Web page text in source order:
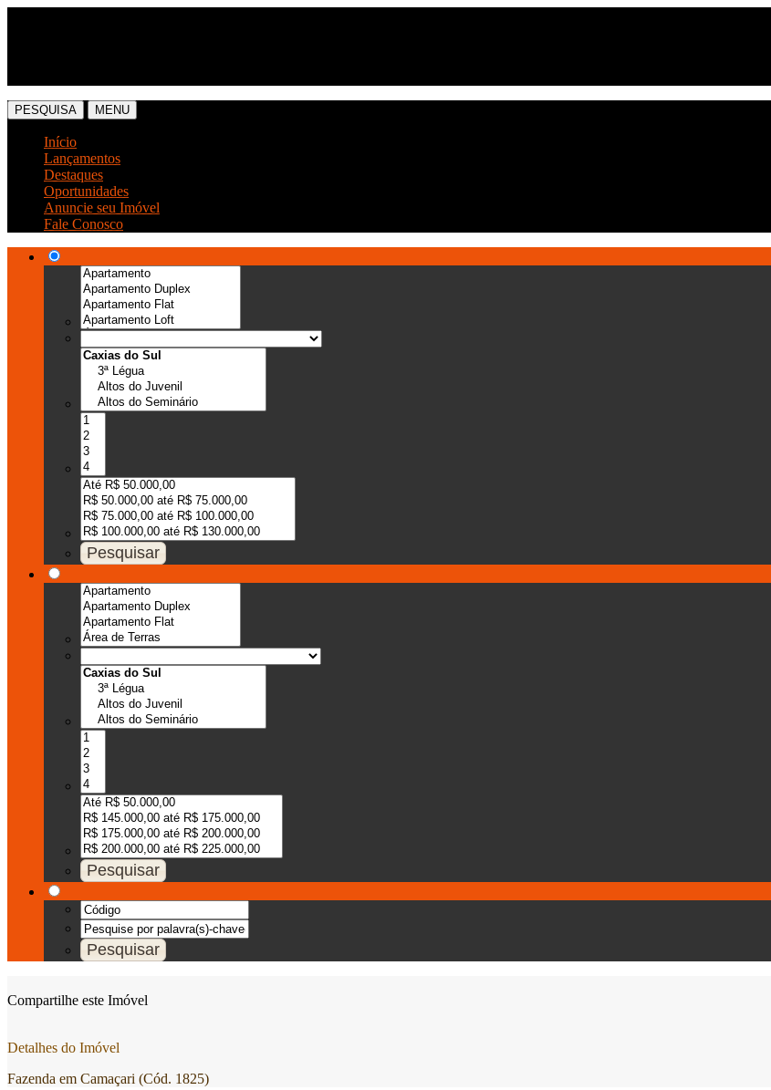
PESQUISA MENU
Início
Lançamentos
Destaques
Oportunidades
Anuncie seu Imóvel
Fale Conosco
Compartilhe este Imóvel
Detalhes do Imóvel
Fazenda em Camaçari (Cód. 1825)